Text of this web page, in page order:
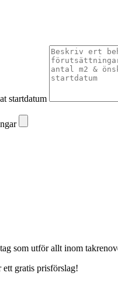
startdatum
som utför allt inom
gratis prisförslag!